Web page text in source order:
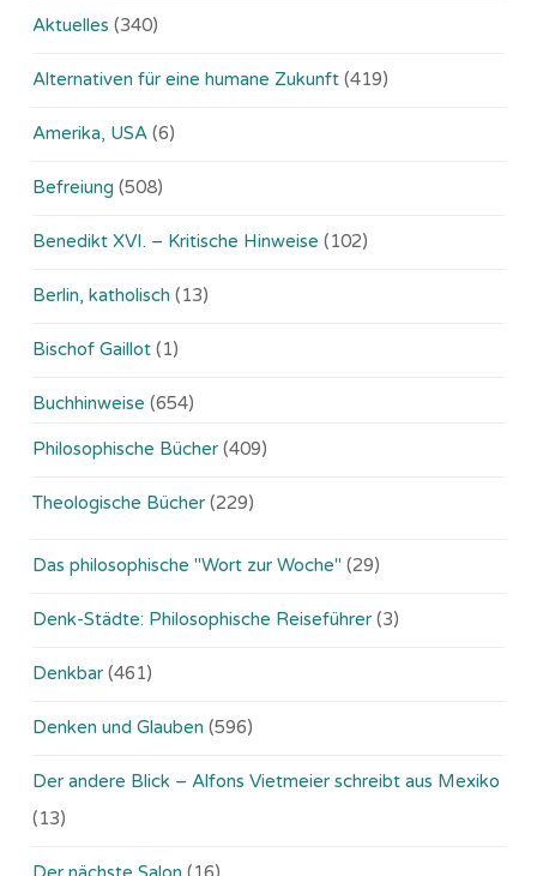
Aktuelles (340)
Alternativen für eine humane Zukunft (419)
Amerika, USA (6)
Befreiung (508)
Benedikt XVI. – Kritische Hinweise (102)
Berlin, katholisch (13)
Bischof Gaillot (1)
Buchhinweise (654)
Philosophische Bücher (409)
Theologische Bücher (229)
Das philosophische "Wort zur Woche" (29)
Denk-Städte: Philosophische Reiseführer (3)
Denkbar (461)
Denken und Glauben (596)
Der andere Blick – Alfons Vietmeier schreibt aus Mexiko
(13)